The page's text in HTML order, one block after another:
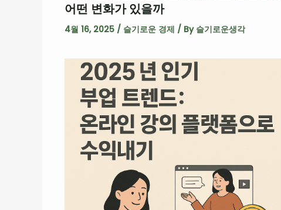
어떤 변화가 있을까
4월 16, 2025 / 슬기로운 경제 / By 슬기로운생각